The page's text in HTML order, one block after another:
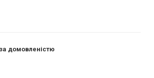
за домовленістю